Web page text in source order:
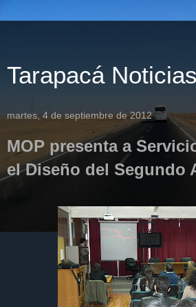
Tarapacá Noticias
martes, 4 de septiembre de 2012
MOP presenta a
el Diseño del Segundo